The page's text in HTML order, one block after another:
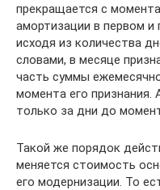
прекращается с
амортизации в первом
исходя из количества
словами, в месяце
часть суммы
момента его признания.
только за дни до
Такой же порядок
меняется стоимость
его модернизации. То